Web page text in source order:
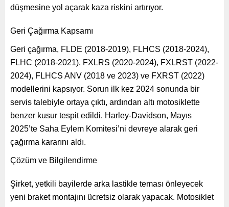
düşmesine yol açarak kaza riskini artırıyor.
Geri Çağırma Kapsamı
Geri çağırma, FLDE (2018-2019), FLHCS (2018-2024),
FLHC (2018-2021), FXLRS (2020-2024), FXLRST (2022-
2024), FLHCS ANV (2018 ve 2023) ve FXRST (2022)
modellerini kapsıyor. Sorun ilk kez 2024 sonunda bir
servis talebiyle ortaya çıktı, ardından altı motosiklette
benzer kusur tespit edildi. Harley-Davidson, Mayıs
2025’te Saha Eylem Komitesi’ni devreye alarak geri
çağırma kararını aldı.
Çözüm ve Bilgilendirme
Şirket, yetkili bayilerde arka lastikle teması önleyecek
yeni braket montajını ücretsiz olarak yapacak. Motosiklet